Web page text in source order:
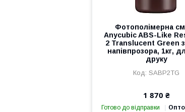
Фотополімерна
Anycubic ABS-Like
2 Translucent Green
напівпрозора, 1кг,
друку
SABP2TG
1 870 ₴
Готово до відправки